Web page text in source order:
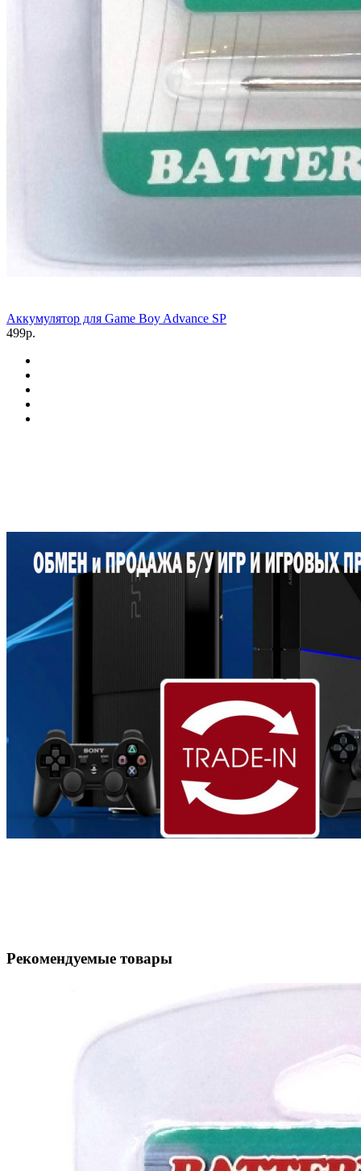
Аккумулятор для Game Boy Advance SP
499р.
Рекомендуемые товары